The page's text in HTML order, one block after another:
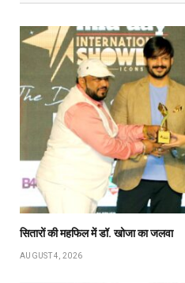
सितारों की महफिल में डॉ. खोजा का जलवा
AUGUST 4, 2026